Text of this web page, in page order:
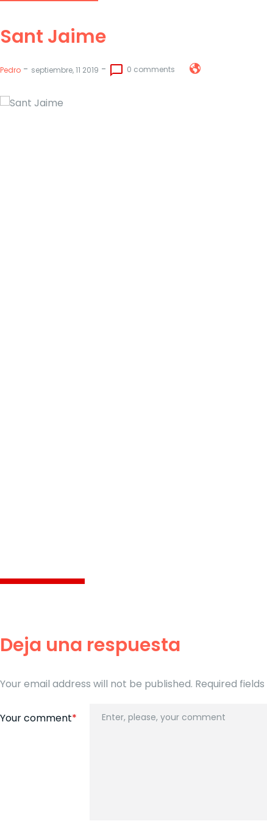
Sant Jaime
Pedro - septiembre, 11 2019 - chat_bubble_outline 0 comments
Deja una respuesta
Your email address will not be published. Required
Your comment*